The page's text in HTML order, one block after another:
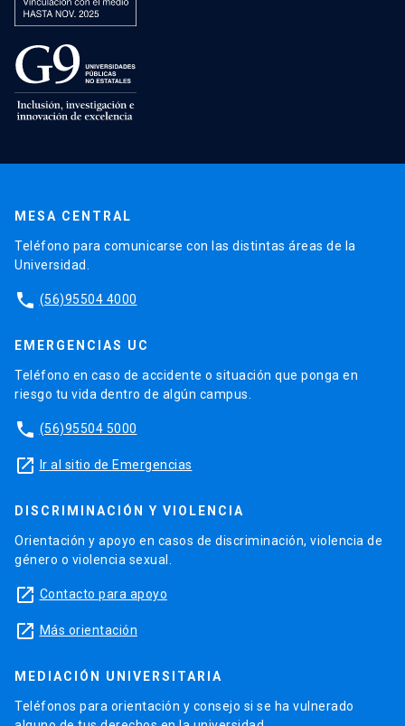
MESA CENTRAL
Teléfono para comunicarse con las distintas áreas de la
Universidad.
phone (56)95504 4000
EMERGENCIAS UC
Teléfono en caso de accidente o situación que ponga en
riesgo tu vida dentro de algún campus.
phone (56)95504 5000
launch Ir al sitio de Emergencias
DISCRIMINACIÓN Y VIOLENCIA
Orientación y apoyo en casos de discriminación, violencia de
género o violencia sexual.
launch Contacto para apoyo
launch Más orientación
MEDIACIÓN UNIVERSITARIA
Teléfonos para orientación y consejo si se ha vulnerado